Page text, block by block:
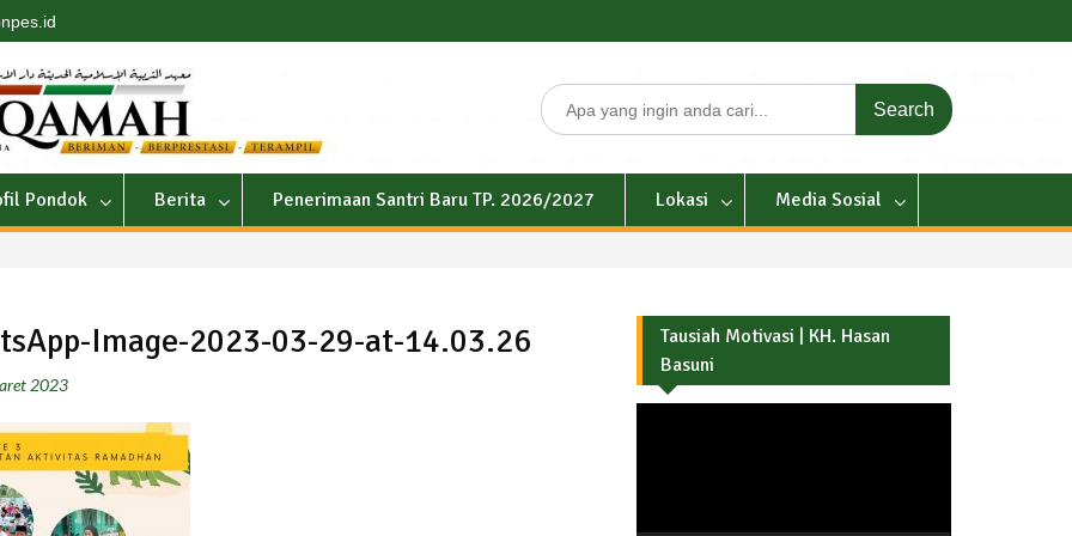
Search
for:
Pondok Berita Penerimaan Santri Baru TP. 2026/2027 Lokasi Media Sosial
Image-2023-03-29-at-14.03.26
2023
Tausiah Motivasi | KH. Hasan
Basuni